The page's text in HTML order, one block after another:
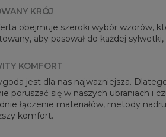
KRÓJ
obejmuje szeroki wybór wzorów,
aby pasował do każdej
KOMFORT
jest dla nas najważniejsza.
poruszać się w naszych ubraniach i
łączenie materiałów, metody
komfort.